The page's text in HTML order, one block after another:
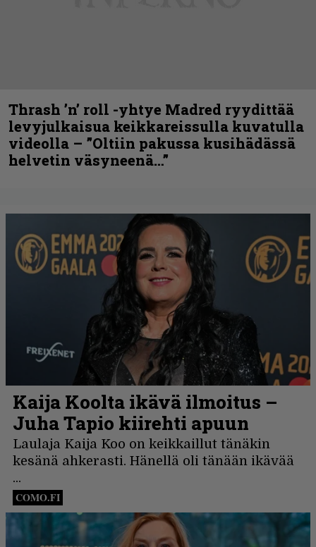
Thrash ’n’ roll -yhtye Madred ryydittää
levyjulkaisua keikkareissulla kuvatulla
videolla – ”Oltiin pakussa kusihädässä
helvetin väsyneenä…”